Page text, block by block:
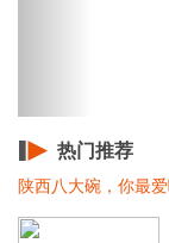
热门推荐
陕西八大碗，你最